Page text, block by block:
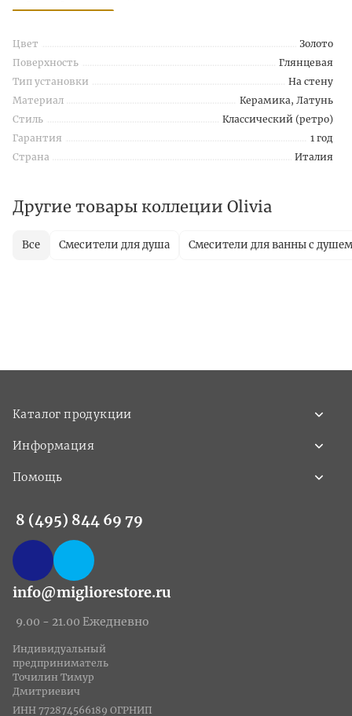
Цвет
Золото
Поверхность
Глянцевая
Тип установки
На стену
Материал
Керамика, Латунь
Стиль
Классический (ретро)
Гарантия
1 год
Страна
Италия
Другие товары коллеции Olivia
Все Смесители для душа Смесители для ванны с душем
Каталог продукции
Информация
Помощь
8 (495) 844 69 79
info@migliorestore.ru
9.00 - 21.00 Ежедневно
Индивидуальный
предприниматель
Точилин Тимур
Дмитриевич
ИНН 772874566189 ОГРНИП